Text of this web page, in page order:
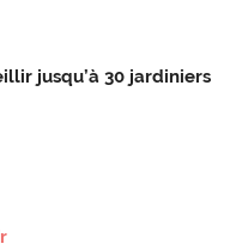
jusqu’à 30 jardiniers